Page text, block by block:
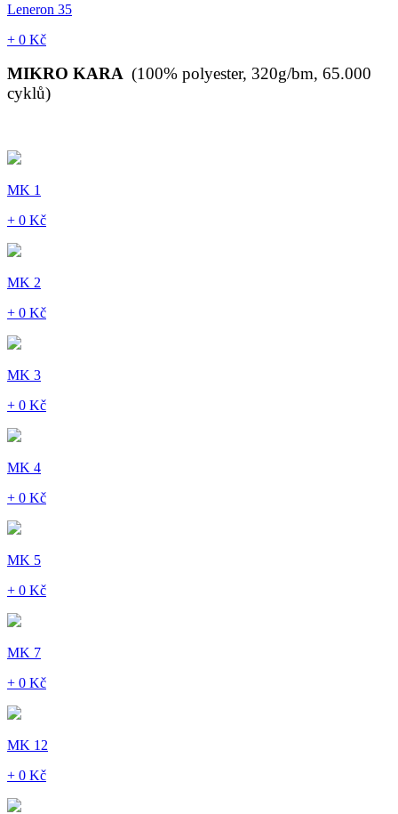
Leneron 35
+ 0 Kč
MIKRO KARA (100% polyester, 320g/bm, 65.000
cyklů)
MK 1
+ 0 Kč
MK 2
+ 0 Kč
MK 3
+ 0 Kč
MK 4
+ 0 Kč
MK 5
+ 0 Kč
MK 7
+ 0 Kč
MK 12
+ 0 Kč